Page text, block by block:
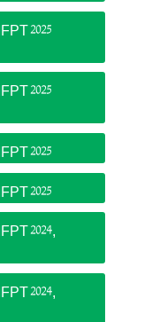
2025
2025
2025
2025
2024,
2024,